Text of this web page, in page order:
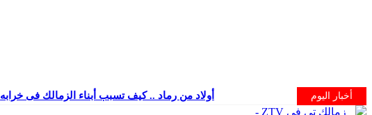
أخبار اليوم
أولاد من رماد .. كيف تسبب أبناء الزمالك فى خرابه